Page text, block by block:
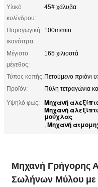
Υλικό
κυλίνδρου:
45# χάλυβα
Παραγωγική
ικανότητα:
100m/min
Μέγιστο
μέγεθος:
165 χιλιοστά
Τύπος κοπής:Πετούμενο πριόνι
Προϊόν:
Πύλη τετραγώνια
Υψηλό φως:
Μηχανή
Μηχανή
μούχλας
, Μηχανή
Μηχανή Γρήγορης
Σωλήνων Μύλου με